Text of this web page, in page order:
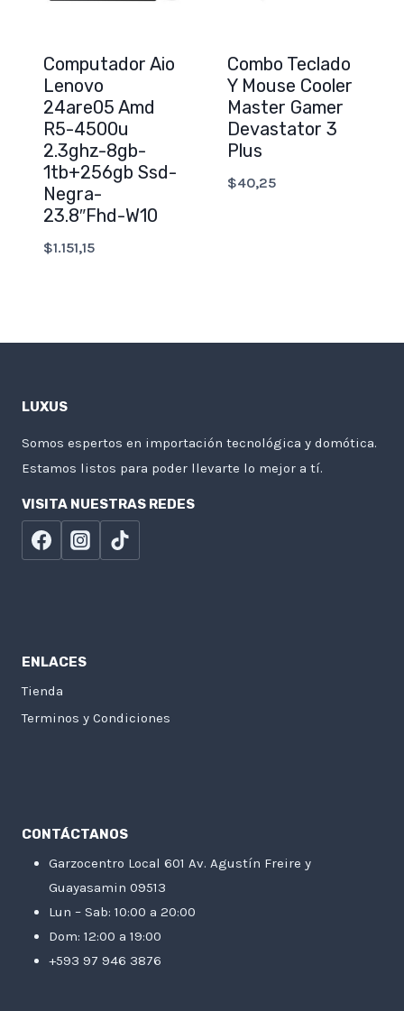
Computador Aio
Lenovo
24are05 Amd
R5-4500u
2.3ghz-8gb-
1tb+256gb Ssd-
Negra-
23.8″Fhd-W10
$1.151,15
Combo Teclado
Y Mouse Cooler
Master Gamer
Devastator 3
Plus
$40,25
LUXUS
Somos espertos en importación tecnológica y domótica.
Estamos listos para poder llevarte lo mejor a tí.
VISITA NUESTRAS REDES
ENLACES
Tienda
Terminos y Condiciones
CONTÁCTANOS
Garzocentro Local 601 Av. Agustín Freire y
Guayasamin 09513
Lun – Sab: 10:00 a 20:00
Dom: 12:00 a 19:00
+593 97 946 3876